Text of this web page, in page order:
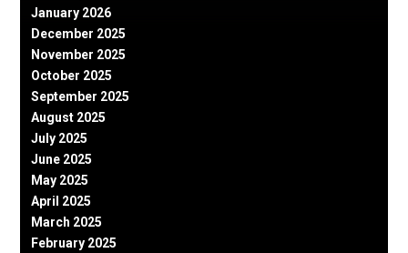
January 2026
December 2025
November 2025
October 2025
September 2025
August 2025
July 2025
June 2025
May 2025
April 2025
March 2025
February 2025